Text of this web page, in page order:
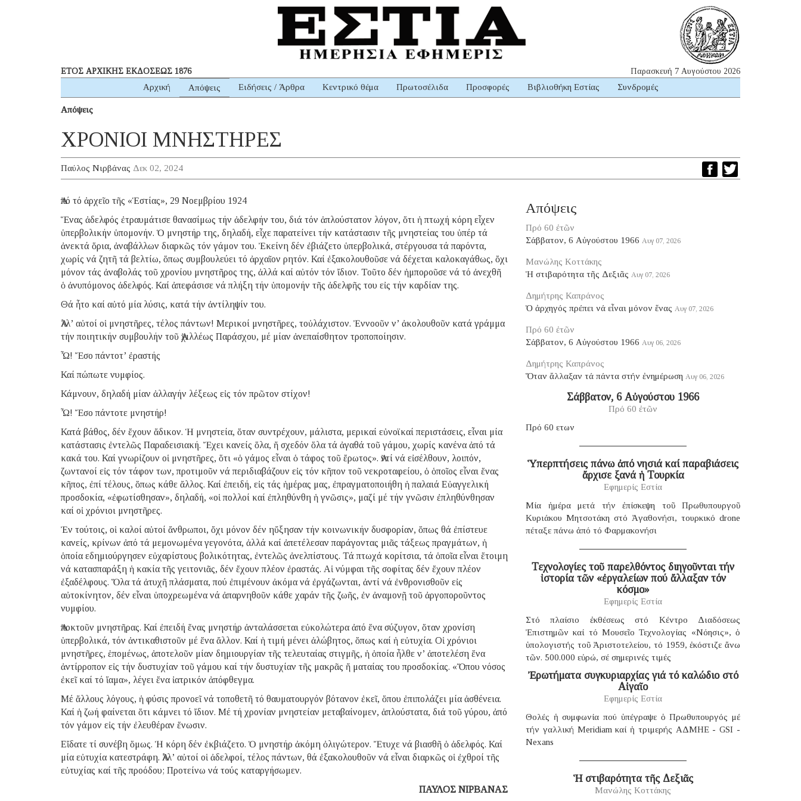
ΕΤΟΣ ΑΡΧΙΚΗΣ ΕΚΔΟΣΕΩΣ 1876 Παρασκευή 7 Αυγούστου 2026
Αρχική Απόψεις Ειδήσεις / Άρθρα Κεντρικό θέμα Πρωτοσέλιδα Προσφορές Βιβλιοθήκη Εστίας Συνδρομές
Απόψεις
ΧΡΟΝΙΟΙ ΜΝΗΣΤΗΡΕΣ
Παύλος Νιρβάνας Δεκ 02, 2024
Ἀπό τό ἀρχεῖο τῆς «Ἑστίας», 29 Νοεμβρίου 1924
Ἕνας ἀδελφός ἐτραυμάτισε θανασίμως τήν ἀδελφήν του, διά τόν ἁπλούστατον λόγον, ὅτι ἡ πτωχή κόρη εἶχεν
ὑπερβολικήν ὑπομονήν. Ὁ μνηστήρ της, δηλαδή, εἶχε παρατείνει τήν κατάστασιν τῆς μνηστείας του ὑπέρ τά
ἀνεκτά ὅρια, ἀναβάλλων διαρκῶς τόν γάμον του. Ἐκείνη δέν ἐβιάζετο ὑπερβολικά, στέργουσα τά παρόντα,
χωρίς νά ζητῆ τά βελτίω, ὅπως συμβουλεύει τό ἀρχαῖον ρητόν. Καί ἐξακολουθοῦσε νά δέχεται καλοκαγάθως, ὄχι
μόνον τάς ἀναβολάς τοῦ χρονίου μνηστῆρος της, ἀλλά καί αὐτόν τόν ἴδιον. Τοῦτο δέν ἠμποροῦσε νά τό ἀνεχθῆ
ὁ ἀνυπόμονος ἀδελφός. Καί ἀπεφάσισε νά πλήξη τήν ὑπομονήν τῆς ἀδελφῆς του εἰς τήν καρδίαν της.
Θά ἦτο καί αὐτό μία λύσις, κατά τήν ἀντίληψίν του.
Ἀλλ’ αὐτοί οἱ μνηστῆρες, τέλος πάντων! Μερικοί μνηστῆρες, τοὐλάχιστον. Ἐννοοῦν ν’ ἀκολουθοῦν κατά γράμμα
τήν ποιητικήν συμβουλήν τοῦ Ἀχιλλέως Παράσχου, μέ μίαν ἀνεπαίσθητον τροποποίησιν.
Ὦ! Ἔσο πάντοτ’ ἐραστής
Καί πώπωτε νυμφίος.
Κάμνουν, δηλαδή μίαν ἀλλαγήν λέξεως εἰς τόν πρῶτον στίχον!
Ὦ! Ἔσο πάντοτε μνηστήρ!
Κατά βάθος, δέν ἔχουν ἄδικον. Ἡ μνηστεία, ὅταν συντρέχουν, μάλιστα, μερικαί εὐνοϊκαί περιστάσεις, εἶναι μία
κατάστασις ἐντελῶς Παραδεισιακή. Ἔχει κανείς ὅλα, ἤ σχεδόν ὅλα τά ἀγαθά τοῦ γάμου, χωρίς κανένα ἀπό τά
κακά του. Καί γνωρίζουν οἱ μνηστῆρες, ὅτι «ὁ γάμος εἶναι ὁ τάφος τοῦ ἔρωτος». Ἀντί νά εἰσέλθουν, λοιπόν,
ζωντανοί εἰς τόν τάφον των, προτιμοῦν νά περιδιαβάζουν εἰς τόν κῆπον τοῦ νεκροταφείου, ὁ ὁποῖος εἶναι ἕνας
κῆπος, ἐπί τέλους, ὅπως κάθε ἄλλος. Καί ἐπειδή, εἰς τάς ἡμέρας μας, ἐπραγματοποιήθη ἡ παλαιά Εὐαγγελική
προσδοκία, «ἐφωτίσθησαν», δηλαδή, «οἱ πολλοί καί ἐπληθύνθη ἡ γνῶσις», μαζί μέ τήν γνῶσιν ἐπληθύνθησαν
καί οἱ χρόνιοι μνηστῆρες.
Ἐν τούτοις, οἱ καλοί αὐτοί ἄνθρωποι, ὄχι μόνον δέν ηὔξησαν τήν κοινωνικήν δυσφορίαν, ὅπως θά ἐπίστευε
κανείς, κρίνων ἀπό τά μεμονωμένα γεγονότα, ἀλλά καί ἀπετέλεσαν παράγοντας μιᾶς τάξεως πραγμάτων, ἡ
ὁποία εδημιούργησεν εὐχαρίστους βολικότητας, ἐντελῶς ἀνελπίστους. Τά πτωχά κορίτσια, τά ὁποῖα εἶναι ἕτοιμη
νά κατασπαράξη ἡ κακία τῆς γειτονιᾶς, δέν ἔχουν πλέον ἐραστάς. Αἱ νύμφαι τῆς σοφίτας δέν ἔχουν πλέον
ἐξαδέλφους. Ὅλα τά ἀτυχῆ πλάσματα, πού ἐπιμένουν ἀκόμα νά ἐργάζωνται, ἀντί νά ἐνθρονισθοῦν εἰς
αὐτοκίνητον, δέν εἶναι ὑποχρεωμένα νά ἀπαρνηθοῦν κάθε χαράν τῆς ζωῆς, ἐν ἀναμονῇ τοῦ ἀργοποροῦντος
νυμφίου.
Ἀποκτοῦν μνηστῆρας. Καί ἐπειδή ἕνας μνηστήρ ἀνταλάσσεται εὐκολώτερα ἀπό ἕνα σύζυγον, ὅταν χρονίση
ὑπερβολικά, τόν ἀντικαθιστοῦν μέ ἕνα ἄλλον. Καί ἡ τιμή μένει ἀλώβητος, ὅπως καί ἡ εὐτυχία. Οἱ χρόνιοι
μνηστῆρες, ἑπομένως, ἀποτελοῦν μίαν δημιουργίαν τῆς τελευταίας στιγμῆς, ἡ ὁποία ἦλθε ν’ ἀποτελέση ἕνα
ἀντίρροπον εἰς τήν δυστυχίαν τοῦ γάμου καί τήν δυστυχίαν τῆς μακρᾶς ἤ ματαίας του προσδοκίας. «Ὅπου νόσος
ἐκεῖ καί τό ἵαμα», λέγει ἕνα ἰατρικόν ἀπόφθεγμα.
Μέ ἄλλους λόγους, ἡ φύσις προνοεῖ νά τοποθετῆ τό θαυματουργόν βότανον ἐκεῖ, ὅπου ἐπιπολάζει μία ἀσθένεια.
Καί ἡ ζωή φαίνεται ὅτι κάμνει τό ἴδιον. Μέ τή χρονίαν μνηστείαν μεταβαίνομεν, ἁπλούστατα, διά τοῦ γύρου, ἀπό
τόν γάμον εἰς τήν ἐλευθέραν ἕνωσιν.
Εἴδατε τί συνέβη ὅμως. Ἡ κόρη δέν ἐκβιάζετο. Ὁ μνηστήρ ἀκόμη ὀλιγώτερον. Ἔτυχε νά βιασθῆ ὁ ἀδελφός. Καί
μία εὐτυχία κατεστράφη. Ἀλλ’ αὐτοί οἱ ἀδελφοί, τέλος πάντων, θά ἐξακολουθοῦν νά εἶναι διαρκῶς οἱ ἐχθροί τῆς
εὐτυχίας καί τῆς προόδου; Προτείνω νά τούς καταργήσωμεν.
ΠΑΥΛΟΣ ΝΙΡΒΑΝΑΣ
Απόψεις
Πρό 60 ἐτῶν
Σάββατον, 6 Αὐγούστου 1966 Αυγ 07, 2026
Μανώλης Κοττάκης
Ἡ στιβαρότητα τῆς Δεξιᾶς Αυγ 07, 2026
Δημήτρης Καπράνος
Ὁ ἀρχηγός πρέπει νά εἶναι μόνον ἕνας Αυγ 07, 2026
Πρό 60 ἐτῶν
Σάββατον, 6 Αὐγούστου 1966 Αυγ 06, 2026
Δημήτρης Καπράνος
Ὅταν ἄλλαξαν τά πάντα στήν ἐνημέρωση Αυγ 06, 2026
Σάββατον, 6 Αὐγούστου 1966
Πρό 60 ἐτῶν
Πρό 60 ετων
Ὑπερπτήσεις πάνω ἀπό νησιά καί παραβιάσεις
ἄρχισε ξανά ἡ Τουρκία
Εφημερίς Εστία
Μία ἡμέρα μετά τήν ἐπίσκεψη τοῦ Πρωθυπουργοῦ
Κυριάκου Μητσοτάκη στό Ἀγαθονήσι, τουρκικό drone
πέταξε πάνω ἀπό τό Φαρμακονήσι
Τεχνολογίες τοῦ παρελθόντος διηγοῦνται τήν
ἱστορία τῶν «ἐργαλείων πού ἄλλαξαν τόν
κόσμο»
Εφημερίς Εστία
Στό πλαίσιο ἐκθέσεως στό Κέντρο Διαδόσεως
Ἐπιστημῶν καί τό Μουσεῖο Τεχνολογίας «Νόησις», ὁ
ὑπολογιστής τοῦ Ἀριστοτελείου, τό 1959, ἐκόστιζε ἄνω
τῶν. 500.000 εὐρώ, σέ σημερινές τιμές
Ἐρωτήματα συγκυριαρχίας γιά τό καλώδιο στό
Αἰγαῖο
Εφημερίς Εστία
Θολές ἡ συμφωνία πού ὑπέγραψε ὁ Πρωθυπουργός μέ
τήν γαλλική Μeridiam καί ἡ τριμερής ΑΔΜΗΕ - GSI -
Nexans
Ἡ στιβαρότητα τῆς Δεξιᾶς
Μανώλης Κοττάκης